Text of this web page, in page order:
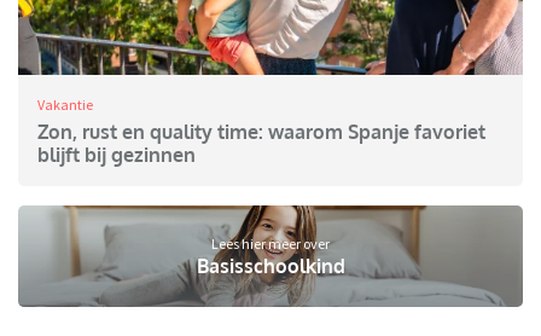
Vakantie
Zon, rust en quality time: waarom Spanje favoriet
blijft bij gezinnen
Lees hier meer over
Basisschoolkind